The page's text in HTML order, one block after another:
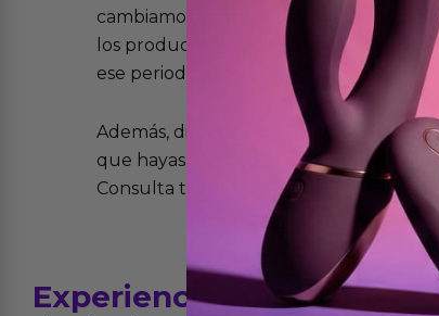
cambiamos sin costo alguno. La ley de
los productos tienen garantía contra
ese periodo pero no por mal uso o uso
Además, dispones de 15 días desde la
que hayas recibido y que simplemente
Consulta todos los detalles en nuestra
Experienciasreales